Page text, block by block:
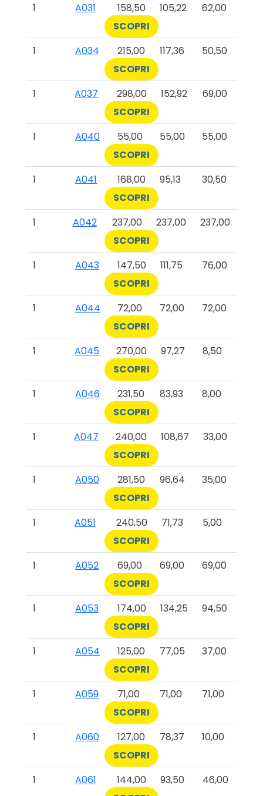
1
A031 158,50 105,22
62,00
SCOPRI
1
A034 215,00 117,36
50,50
SCOPRI
1
A037 298,00 152,92
69,00
SCOPRI
1
A040 55,00 55,00
55,00
SCOPRI
1
A041 168,00 95,13
30,50
SCOPRI
1
A042 237,00 237,00
237,00
SCOPRI
1
A043 147,50 111,75
76,00
SCOPRI
1
A044 72,00 72,00
72,00
SCOPRI
1
A045 270,00 97,27
8,50
SCOPRI
1
A046 231,50 83,93
8,00
SCOPRI
1
A047 240,00 108,67
33,00
SCOPRI
1
A050 281,50 96,64
35,00
SCOPRI
1
A051 240,50 71,73
5,00
SCOPRI
1
A052 69,00 69,00
69,00
SCOPRI
1
A053 174,00 134,25
94,50
SCOPRI
1
A054 125,00 77,05
37,00
SCOPRI
1
A059 71,00 71,00
71,00
SCOPRI
1
A060 127,00 78,37
10,00
SCOPRI
1
A061 144,00 93,50
46,00